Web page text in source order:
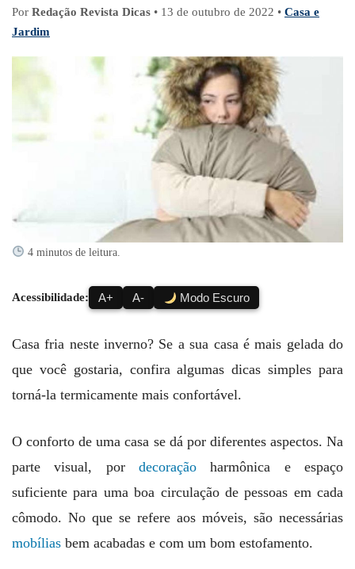
Por Redação Revista Dicas • 13 de outubro de 2022 • Casa e
Jardim
4 minutos de leitura.
Acessibilidade: A+ A- Modo Escuro
Casa fria neste inverno? Se a sua casa é mais gelada do
que você gostaria, confira algumas dicas simples para
torná-la termicamente mais confortável.
O conforto de uma casa se dá por diferentes aspectos. Na
parte visual, por decoração harmônica e espaço
suficiente para uma boa circulação de pessoas em cada
cômodo. No que se refere aos móveis, são necessárias
mobílias bem acabadas e com um bom estofamento.